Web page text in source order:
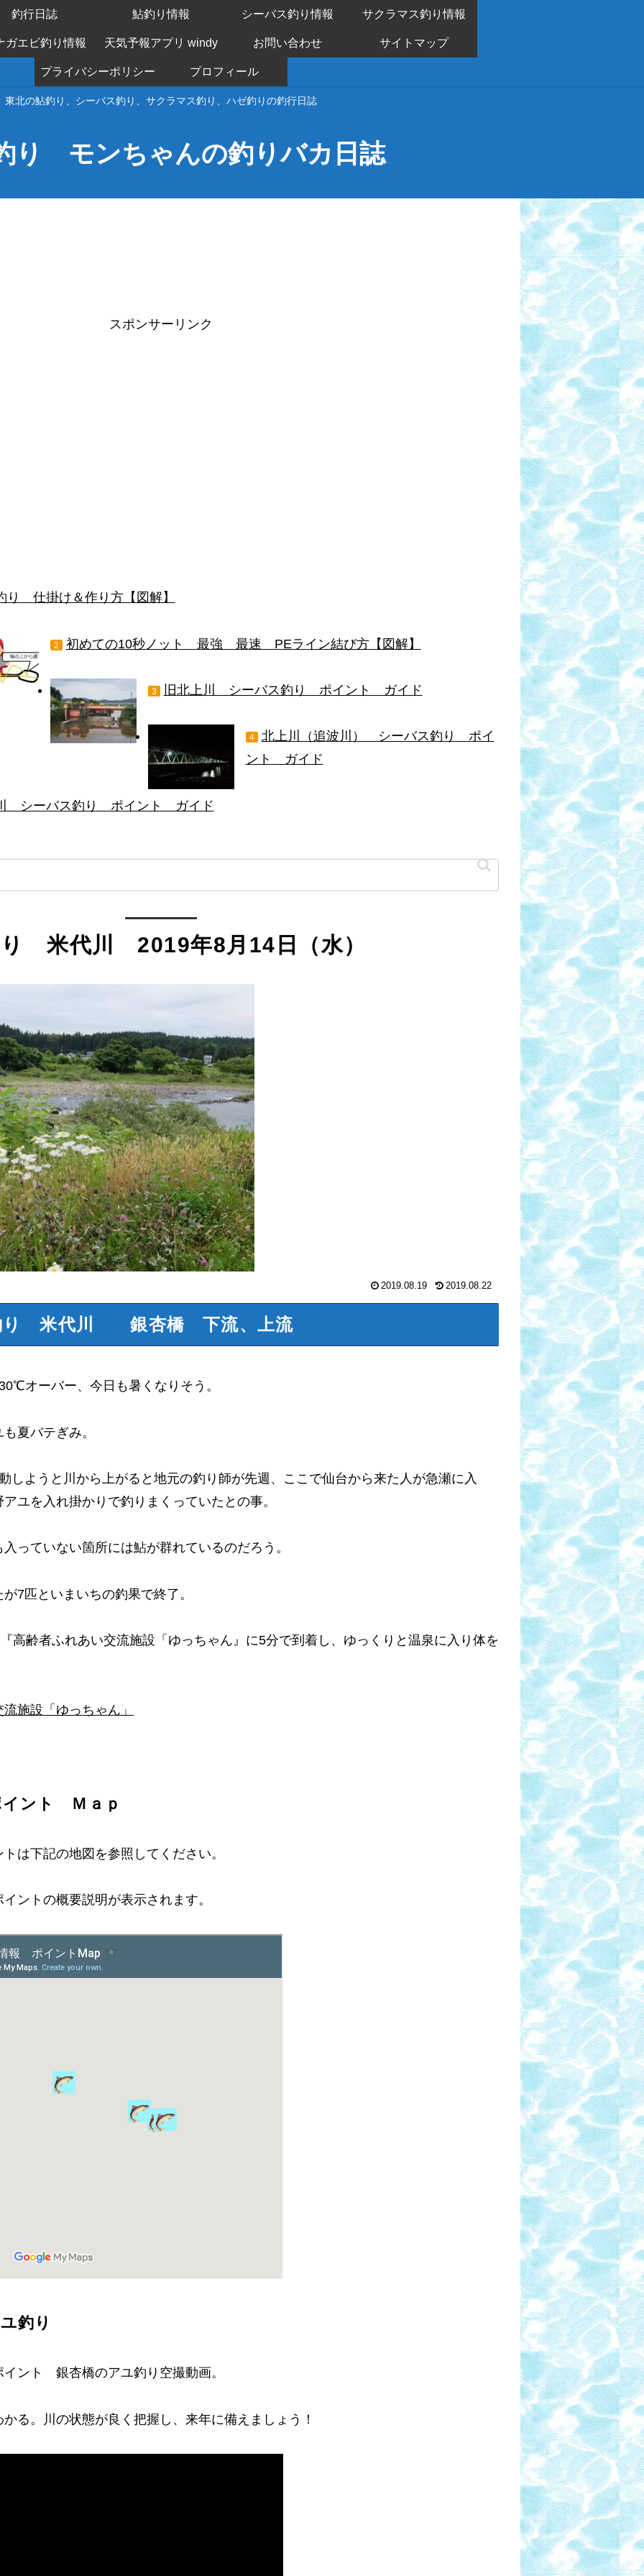
東北の鮎釣り、シーバス釣り、サクラマス釣り、ハゼ釣りの釣行日誌
り モンちゃんの釣りバカ日誌
釣行日誌 鮎釣り情報 シーバス釣り情報 サクラマス釣り情報
ガエビ釣り情報 天気予報アプリ windy お問い合わせ サイトマップ
プライバシーポリシー プロフィール
スポンサーリンク
り 仕掛け＆作り方【図解】
2 初めての10秒ノット 最強 最速 PEライン結び方【図解】
3 旧北上川 シーバス釣り ポイント ガイド
4
北上川（追波川） シーバス釣り ポイ
ント ガイド
シーバス釣り ポイント ガイド
米代川 2019年8月14日（水）
2019.08.19 2019.08.22
り 米代川 銀杏橋 下流、上流
オーバー、今日も暑くなりそう。
夏バテぎみ。
ようと川から上がると地元の釣り師が先週、ここで仙台から来た人が急瀬に入
ユを入れ掛かりで釣りまくっていたとの事。
っていない箇所には鮎が群れているのだろう。
7匹といまいちの釣果で終了。
高齢者ふれあい交流施設「ゆっちゃん』に5分で到着し、ゆっくりと温泉に入り体を
施設「ゆっちゃん」
ント Ｍａｐ
は下記の地図を参照してください。
ントの概要説明が表示されます。
釣り
ント 銀杏橋のアユ釣り空撮動画。
る。川の状態が良く把握し、来年に備えましょう！